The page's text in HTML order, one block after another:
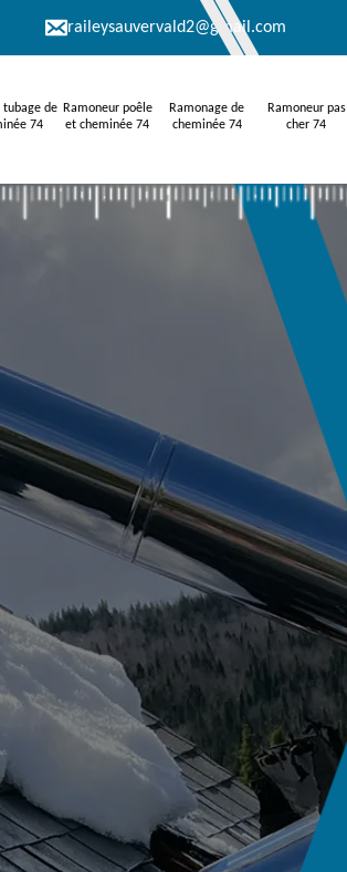
raileysauvervald2@gmail.com
tubage de
74
Ramoneur poêle
et cheminée 74
Ramonage de
cheminée 74
Ramoneur pas
cher 74